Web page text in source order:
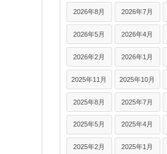
2026年8月 2026年7月
2026年5月 2026年4月
2026年2月 2026年1月
2025年11月 2025年10月
2025年8月 2025年7月
2025年5月 2025年4月
2025年2月 2025年1月